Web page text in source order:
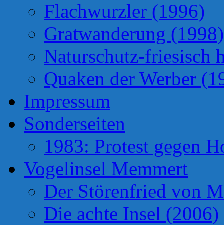
Flachwurzler (1996)
Gratwanderung (1998)
Naturschutz-friesisch
Quaken der Werber
Impressum
Sonderseiten
1983: Protest gegen
Vogelinsel Memmert
Der Störenfried von
Die achte Insel (2006)